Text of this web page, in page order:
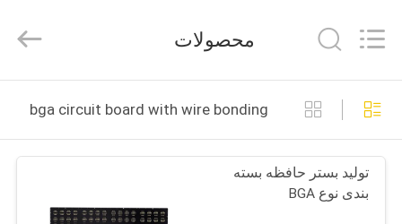
صفحه
اصلی
محصولات
Co.,Ltd..
محصولات
bga circuit board with wire bonding ساخت آنلاین
تولید بستر حافظه بسته
بندی نوع BGA